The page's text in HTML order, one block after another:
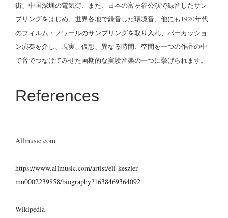
街、中国深圳の電気街、また、日本の富ヶ谷公演で録音したサン
プリングをはじめ、世界各地で録音した環境音、他にも1920年代
のフィルム・ノワールのサンプリングを取り入れ、パーカッショ
ン演奏を介し、現実、仮想、異なる時間、空間を一つの作品の中
で音でつなげてみせた画期的な実験音楽の一つに挙げられます。
References
Allmusic.com
https://www.allmusic.com/artist/eli-keszler-
mn0002239858/biography?1638469364092
Wikipedia